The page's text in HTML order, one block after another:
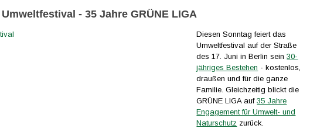
- 35 Jahre GRÜNE LIGA
Diesen Sonntag feiert das
Umweltfestival auf der Straße
des 17. Juni in Berlin sein30-
jähriges Bestehen - kostenlos,
draußen und für die ganze
Familie. Gleichzeitig blickt die
GRÜNE LIGA auf35 Jahre
Engagement für Umwelt- und
Naturschutz zurück.